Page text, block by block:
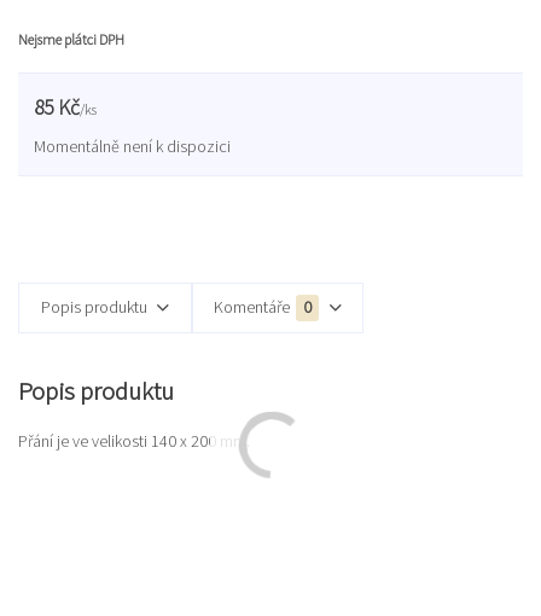
Nejsme plátci DPH
85 Kč/ks
Momentálně není k dispozici
Popis produktu Komentáře 0
Popis produktu
Přání je ve velikosti 140 x 200 mm.